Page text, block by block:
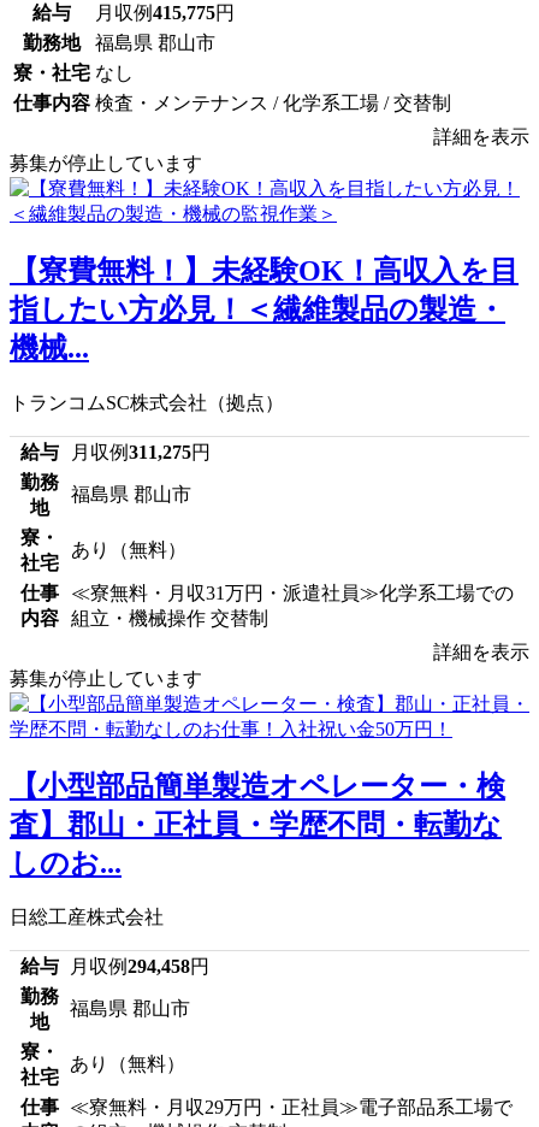
給与 月収例415,775円
勤務地
福島県 郡山市
寮・社宅 なし
仕事内容 検査・メンテナンス / 化学系工場 / 交替制
詳細を表示
募集が停止しています
【寮費無料！】未経験OK！高収入を目
指したい方必見！＜繊維製品の製造・
機械...
トランコムSC株式会社（拠点）
給与 月収例311,275円
勤務
地
福島県 郡山市
寮・
社宅
あり（無料）
仕事
内容
≪寮無料・月収31万円・派遣社員≫化学系工場での
組立・機械操作 交替制
詳細を表示
募集が停止しています
【小型部品簡単製造オペレーター・検
査】郡山・正社員・学歴不問・転勤な
しのお...
日総工産株式会社
給与 月収例294,458円
勤務
地
福島県 郡山市
寮・
社宅
あり（無料）
仕事
≪寮無料・月収29万円・正社員≫電子部品系工場で